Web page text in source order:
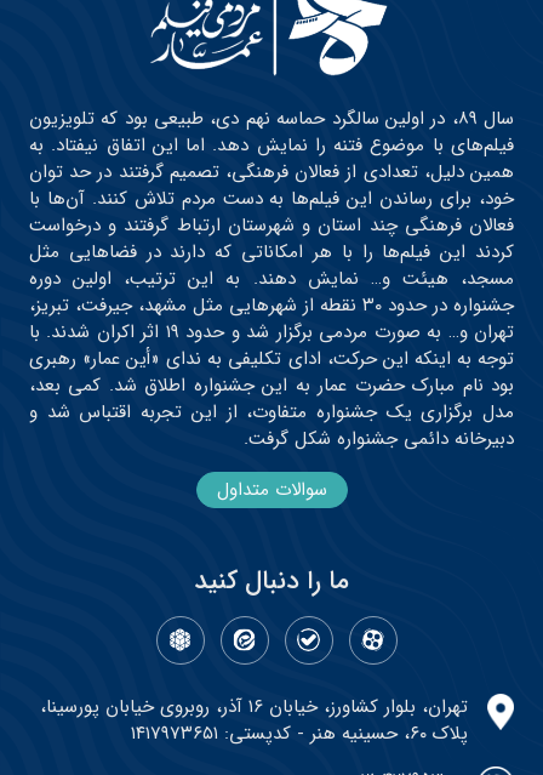
سال ۸۹، در اولین سالگرد حماسه نهم دی، طبیعی بود که تلویزیون
فیلم‌های با موضوع فتنه را نمایش دهد. اما این اتفاق نیفتاد. به
همین دلیل، تعدادی از فعالان فرهنگی، تصمیم گرفتند در حد توان
خود، برای رساندن این فیلم‌ها به دست مردم تلاش کنند. آن‌ها با
فعالان فرهنگی چند استان و شهرستان ارتباط گرفتند و درخواست
کردند این فیلم‌ها را با هر امکاناتی که دارند در فضاهایی مثل
مسجد، هیئت و… نمایش دهند. به این ترتیب، اولین دوره
جشنواره در حدود ۳۰ نقطه از شهرهایی مثل مشهد، جیرفت، تبریز،
تهران و… به صورت مردمی برگزار شد و حدود ۱۹ اثر اکران شدند. با
توجه به اینکه این حرکت، ادای تکلیفی به ندای «أین عمار» رهبری
بود نام مبارک حضرت عمار به این جشنواره اطلاق شد. کمی بعد،
مدل برگزاری یک جشنواره متفاوت، از این تجربه اقتباس شد و
دبیرخانه دائمی جشنواره شکل گرفت.
سوالات متداول
ما را دنبال کنید
تهران، بلوار کشاورز، خیابان ۱۶ آذر، روبروی خیابان پورسینا،
پلاک ۶۰، حسینیه هنر - کدپستی: ۱۴۱۷۹۷۳۶۵۱